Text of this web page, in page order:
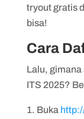
tryout gratis
bisa!
Cara
Lalu,
ITS 2025?
Buka